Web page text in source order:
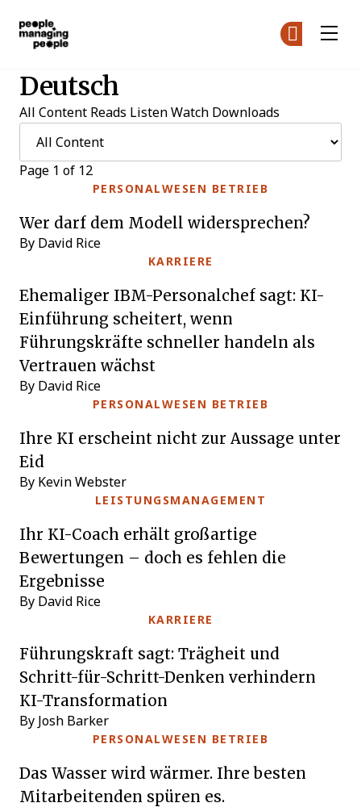
Skip to main content
Deutsch
All Content Reads Listen Watch Downloads
Page 1 of 12
PERSONALWESEN BETRIEB
Wer darf dem Modell widersprechen?
By David Rice
KARRIERE
Ehemaliger IBM-Personalchef sagt: KI-
Einführung scheitert, wenn
Führungskräfte schneller handeln als
Vertrauen wächst
By David Rice
PERSONALWESEN BETRIEB
Ihre KI erscheint nicht zur Aussage unter
Eid
By Kevin Webster
LEISTUNGSMANAGEMENT
Ihr KI-Coach erhält großartige
Bewertungen – doch es fehlen die
Ergebnisse
By David Rice
KARRIERE
Führungskraft sagt: Trägheit und
Schritt-für-Schritt-Denken verhindern
KI-Transformation
By Josh Barker
PERSONALWESEN BETRIEB
Das Wasser wird wärmer. Ihre besten
Mitarbeitenden spüren es.